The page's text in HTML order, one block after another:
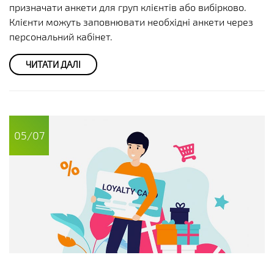
призначати анкети для груп клієнтів або вибірково.
Клієнти можуть заповнювати необхідні анкети через
персональний кабінет.
ЧИТАТИ ДАЛІ
05/07